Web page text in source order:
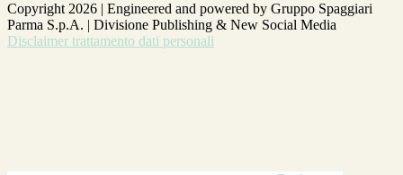
Copyright 2026 | Engineered and powered by Gruppo Spaggiari
Parma S.p.A. | Divisione Publishing & New Social Media
Disclaimer trattamento dati personali